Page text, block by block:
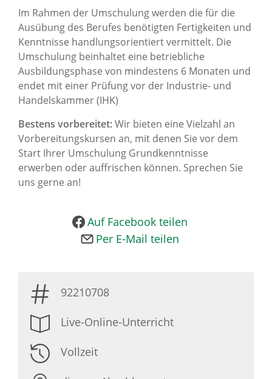
Im Rahmen der Umschulung werden die für die
Ausübung des Berufes benötigten Fertigkeiten und
Kenntnisse handlungsorientiert vermittelt. Die
Umschulung beinhaltet eine betriebliche
Ausbildungsphase von mindestens 6 Monaten und
endet mit einer Prüfung vor der Industrie- und
Handelskammer (IHK)
Bestens vorbereitet:Wir bieten eine Vielzahl an
Vorbereitungskursen an, mit denen Sie vor dem
Start Ihrer Umschulung Grundkenntnisse
erwerben oder auffrischen können. Sprechen Sie
uns gerne an!
Auf Facebook teilen
Per E-Mail teilen
92210708
Live-Online-Unterricht
Vollzeit